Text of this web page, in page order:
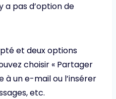
a pas d’option de
et deux options
choisir « Partager
à un e-mail ou l’insérer
etc.